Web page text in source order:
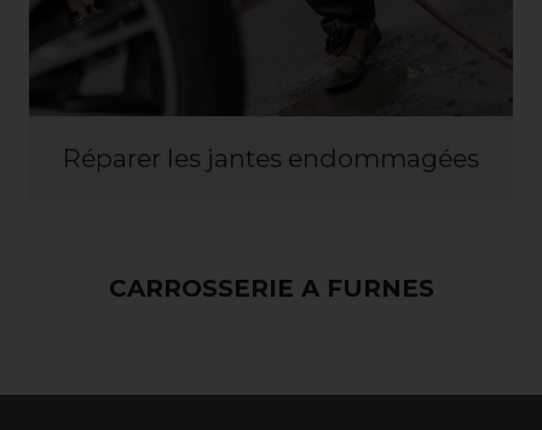
Réparer les jantes endommagées
CARROSSERIE A FURNES